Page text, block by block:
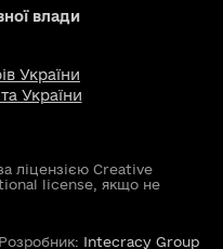
влади
України
України
ліцензією Creative
license, якщо не
Розробник: Intecracy Group